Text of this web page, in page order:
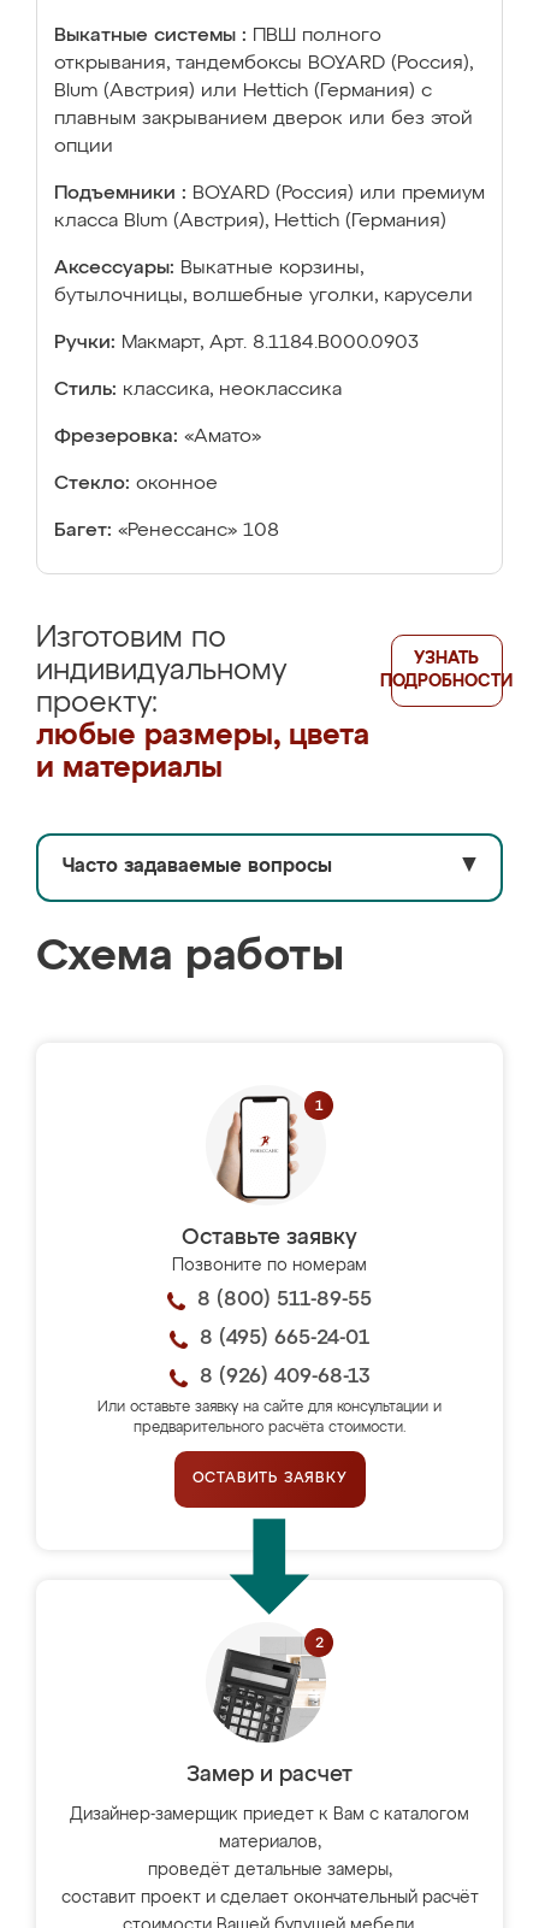
Выкатные системы :
ПВШ полного
открывания, тандембоксы BOYARD (Россия),
Blum (Австрия) или Hettich (Германия) с
плавным закрыванием дверок или без этой
опции
Подъемники : BOYARD (Россия) или премиум
класса Blum (Австрия), Hettich (Германия)
Аксессуары: Выкатные корзины,
бутылочницы, волшебные уголки, карусели
Ручки: Макмарт, Арт. 8.1184.В000.0903
Стиль: классика, неоклассика
Фрезеровка: «Амато»
Стекло: оконное
Багет: «Ренессанс» 108
Изготовим по
индивидуальному
проекту:
любые размеры, цвета
и материалы
УЗНАТЬ
ПОДРОБНОСТИ
Часто задаваемые вопросы ▼
Схема работы
Оставьте заявку
Позвоните по номерам
8 (800) 511-89-55
8 (495) 665-24-01
8 (926) 409-68-13
Или оставьте заявку на сайте для консультации и
предварительного расчёта стоимости.
ОСТАВИТЬ ЗАЯВКУ
Замер и расчет
Дизайнер-замерщик приедет к Вам с каталогом
материалов,
проведёт детальные замеры,
составит проект и сделает окончательный расчёт